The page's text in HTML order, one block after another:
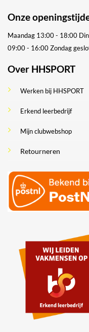
Onze
Maandag 13:00 - 18:00
09:00 - 16:00Zondag
Over HHSPORT
Werken bij HHSPORT
Erkend leerbedrijf
Mijn clubwebshop
Retourneren